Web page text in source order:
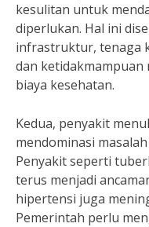
kesulitan untuk
diperlukan. Hal ini
infrastruktur, tenaga
dan
biaya kesehatan.
Kedua, penyakit
mendominasi
Penyakit seperti
terus menjadi
hipertensi juga
Pemerintah perlu